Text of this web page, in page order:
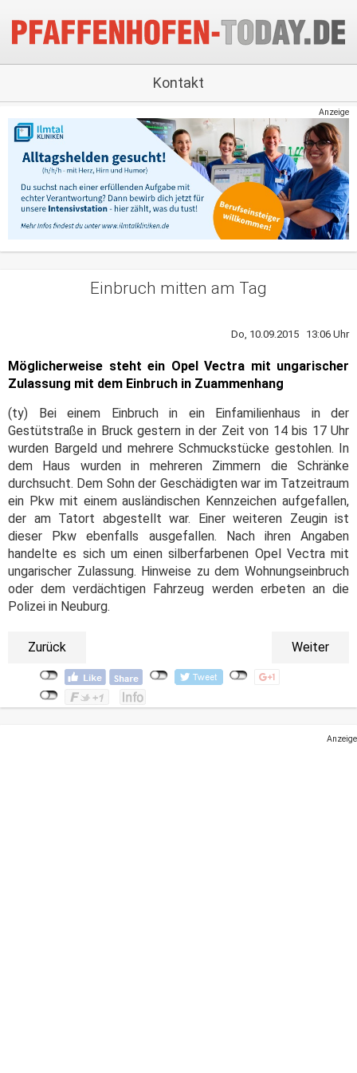
Kontakt
Anzeige
Einbruch mitten am Tag
Do, 10.09.2015 13:06 Uhr
Möglicherweise steht ein Opel Vectra mit ungarischer
Zulassung mit dem Einbruch in Zuammenhang
(ty) Bei einem Einbruch in ein Einfamilienhaus in der
Gestütstraße in Bruck gestern in der Zeit von 14 bis 17 Uhr
wurden Bargeld und mehrere Schmuckstücke gestohlen. In
dem Haus wurden in mehreren Zimmern die Schränke
durchsucht. Dem Sohn der Geschädigten war im Tatzeitraum
ein Pkw mit einem ausländischen Kennzeichen aufgefallen,
der am Tatort abgestellt war. Einer weiteren Zeugin ist
dieser Pkw ebenfalls ausgefallen. Nach ihren Angaben
handelte es sich um einen silberfarbenen Opel Vectra mit
ungarischer Zulassung. Hinweise zu dem Wohnungseinbruch
oder dem verdächtigen Fahrzeug werden erbeten an die
Polizei in Neuburg.
Zurück Weiter
Anzeige